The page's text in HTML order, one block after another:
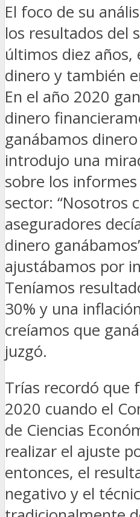
El foco de su
los resultados del
últimos diez años,
dinero y también
En el año 2020
dinero
ganábamos
introdujo una
sobre los
sector: “Nosotros
aseguradores
dinero
ajustábamos por
Teníamos
30% y una
creíamos que
juzgó.
Trías recordó que
2020 cuando el
de Ciencias
realizar el ajuste
entonces, el
negativo y el